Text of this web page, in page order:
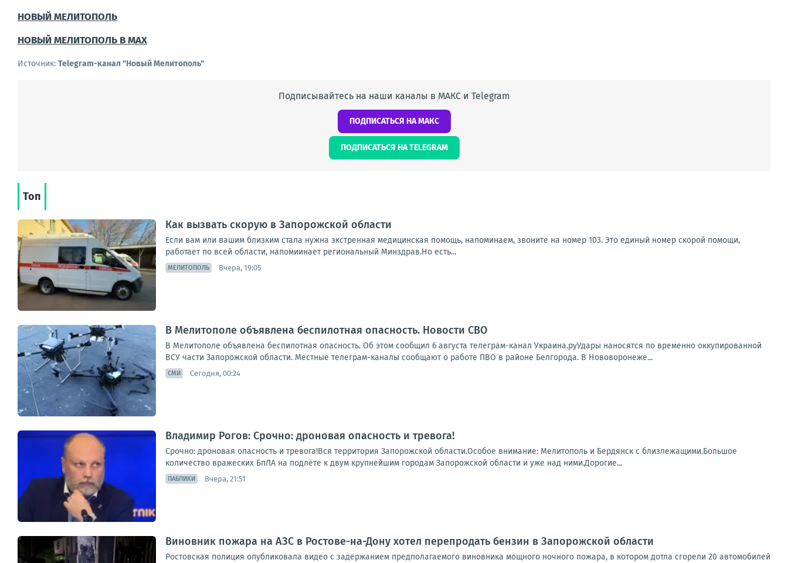
НОВЫЙ МЕЛИТОПОЛЬ
НОВЫЙ МЕЛИТОПОЛЬ В MAX
Источник: Telegram-канал "Новый Мелитополь"
Подписывайтесь на наши каналы в МАКС и Telegram
ПОДПИСАТЬСЯ НА МАКС
ПОДПИСАТЬСЯ НА TELEGRAM
Топ
Как вызвать скорую в Запорожской области
Если вам или вашим близким стала нужна экстренная медицинская помощь, напоминаем, звоните на номер 103. Это единый номер скорой помощи,
работает по всей области, напомиинает региональный Минздрав.Но есть...
МЕЛИТОПОЛЬ Вчера, 19:05
В Мелитополе объявлена беспилотная опасность. Новости СВО
В Мелитополе объявлена беспилотная опасность. Об этом сообщил 6 августа телеграм-канал Украина.руУдары наносятся по временно оккупированной
ВСУ части Запорожской области. Местные телеграм-каналы сообщают о работе ПВО в районе Белгорода. В Нововоронеже...
СМИ Сегодня, 00:24
Владимир Рогов: Срочно: дроновая опасность и тревога!
Срочно: дроновая опасность и тревога!Вся территория Запорожской области.Особое внимание: Мелитополь и Бердянск с близлежащими.Большое
количество вражеских БпЛА на подлёте к двум крупнейшим городам Запорожской области и уже над ними.Дорогие...
ПАБЛИКИ Вчера, 21:51
Виновник пожара на АЗС в Ростове-на-Дону хотел перепродать бензин в Запорожской области
Ростовская полиция опубликовала видео с задержанием предполагаемого виновника мощного ночного пожара, в котором дотла сгорели 20 автомобилей